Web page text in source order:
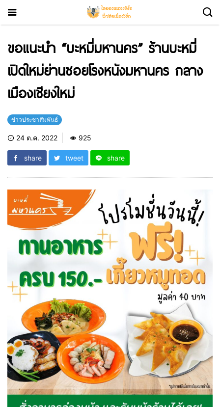
ขอแนะนำ “บะหมี่มหานคร” ร้านบะหมี่
เปิดใหม่ย่านซอยโรงหนังมหานคร กลาง
เมืองเชียงใหม่
ข่าวประชาสัมพันธ์
24 ต.ค. 2022 925
share tweet share